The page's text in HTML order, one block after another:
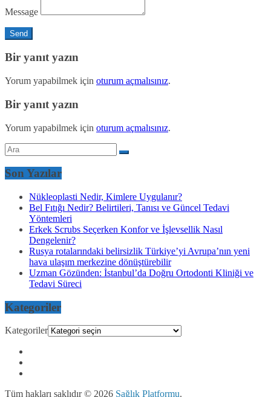
Message
Bir yanıt yazın
Yorum yapabilmek için oturum açmalısınız.
Bir yanıt yazın
Yorum yapabilmek için oturum açmalısınız.
Son Yazılar
Nükleoplasti Nedir, Kimlere Uygulanır?
Bel Fıtığı Nedir? Belirtileri, Tanısı ve Güncel Tedavi
Yöntemleri
Erkek Scrubs Seçerken Konfor ve İşlevsellik Nasıl
Dengelenir?
Rusya rotalarındaki belirsizlik Türkiye’yi Avrupa’nın yeni
hava ulaşım merkezine dönüştürebilir
Uzman Gözünden: İstanbul’da Doğru Ortodonti Kliniği ve
Tedavi Süreci
Kategoriler
Kategoriler
Tüm hakları saklıdır © 2026 Sağlık Platformu.